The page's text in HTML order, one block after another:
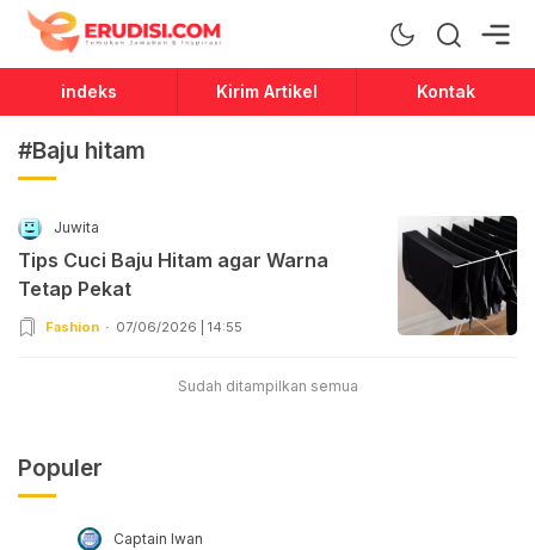
Erudisi
Temukan Jawaban dan Inspirasi
indeks Kirim Artikel Kontak
#Baju hitam
Juwita
Tips Cuci Baju Hitam agar Warna
Tetap Pekat
Fashion 07/06/2026 | 14:55
Sudah ditampilkan semua
Populer
Captain Iwan